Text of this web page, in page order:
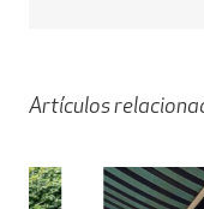
Artículos